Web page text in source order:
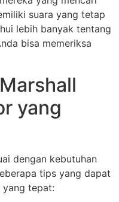
suara yang tetap
lebih banyak tentang
bisa memeriksa
yang
dengan kebutuhan
tips yang dapat
yang tepat: